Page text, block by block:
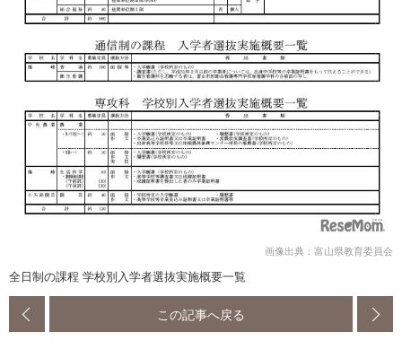
画像出典：富山県教育委員会
全日制の課程 学校別入学者選抜実施概要一覧
この記事へ戻る